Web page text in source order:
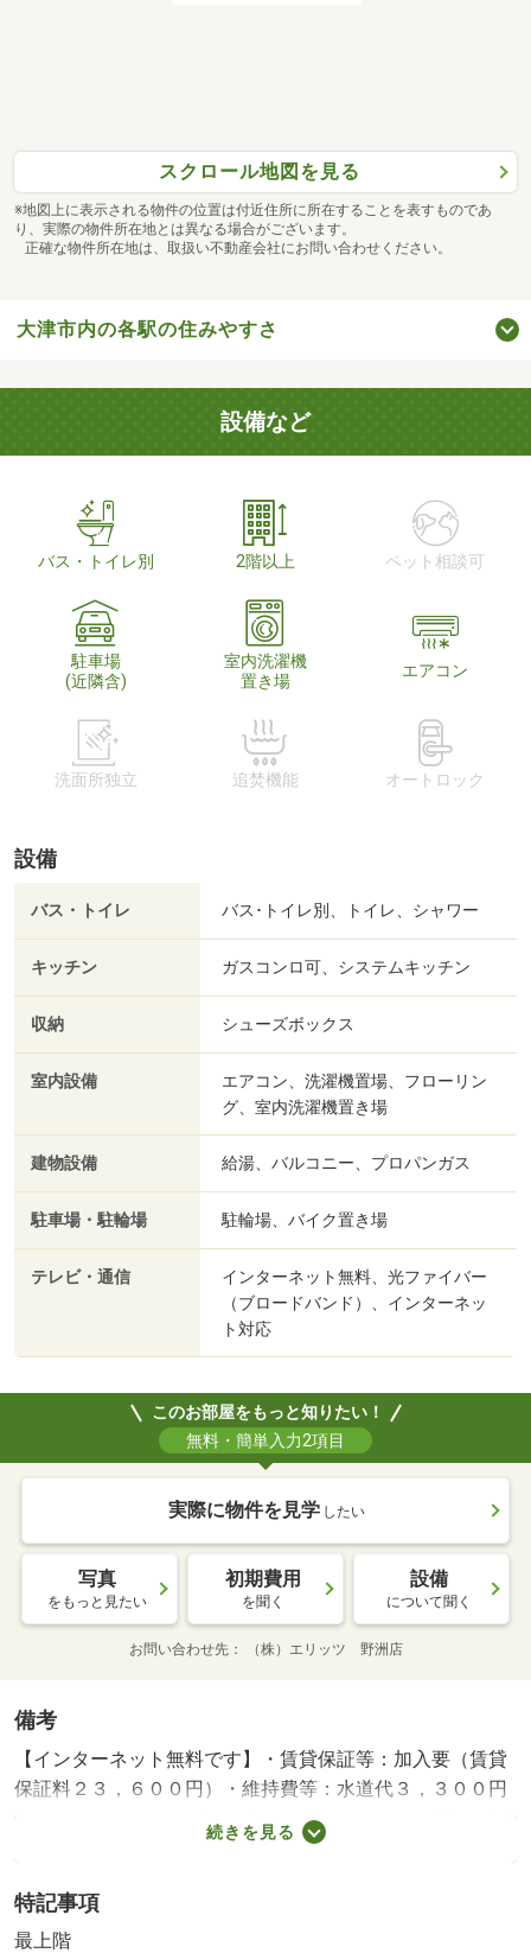
スクロール地図を見る
※地図上に表示される物件の位置は付近住所に所在することを表すものであ
り、実際の物件所在地とは異なる場合がございます。
正確な物件所在地は、取扱い不動産会社にお問い合わせください。
大津市内の各駅の住みやすさ
設備など
バス・トイレ別 2階以上 ペット相談可
駐車場
(近隣含)
室内洗濯機
置き場
エアコン
洗面所独立 追焚機能 オートロック
設備
バス・トイレ バス･トイレ別、トイレ、シャワー
キッチン ガスコンロ可、システムキッチン
収納 シューズボックス
室内設備
エアコン、洗濯機置場、フローリン
グ、室内洗濯機置き場
建物設備 給湯、バルコニー、プロパンガス
駐車場・駐輪場 駐輪場、バイク置き場
テレビ・通信
インターネット無料、光ファイバー
（ブロードバンド）、インターネッ
ト対応
このお部屋をもっと知りたい！
無料・簡単入力2項目
実際に物件を見学 したい
写真
をもっと見たい
初期費用
を聞く
設備
について聞く
お問い合わせ先 （株）エリッツ 野洲店
備考
【インターネット無料です】・賃貸保証等：加入要（賃貸
保証料２３，６００円）・維持費等：水道代３，３００円
／月・エルミナクラブ月額費１，９８０円／月・家賃保証
料７０８円／月・大津市稲津１丁目にございます敷金・礼
り、インターネットを無料で利用する事ができます。周辺
にはファミリーマート 大津黒津店があり便利です。・バ
続きを見る
特記事項
最上階